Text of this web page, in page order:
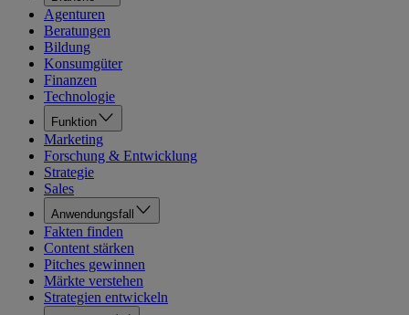
Agenturen
Beratungen
Bildung
Konsumgüter
Finanzen
Technologie
Funktion
Marketing
Forschung & Entwicklung
Strategie
Sales
Anwendungsfall
Fakten finden
Content stärken
Pitches gewinnen
Märkte verstehen
Strategien entwickeln